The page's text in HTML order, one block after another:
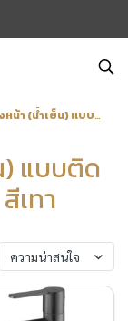
น) แบบติดเคาน์เตอร์/ขอบอ่าง สีเทา
) แบบติด
เทา
ความน่าสนใจ